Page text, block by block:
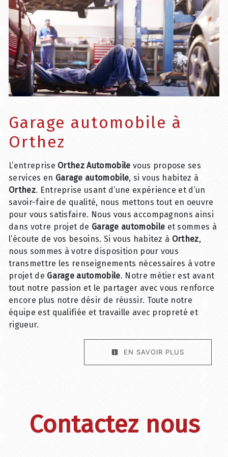
Garage automobile à
Orthez
L’entreprise Orthez Automobile vous propose ses
services en Garage automobile, si vous habitez à
Orthez. Entreprise usant d’une expérience et d’un
savoir-faire de qualité, nous mettons tout en oeuvre
pour vous satisfaire. Nous vous accompagnons ainsi
dans votre projet de Garage automobile et sommes à
l’écoute de vos besoins. Si vous habitez à Orthez,
nous sommes à votre disposition pour vous
transmettre les renseignements nécessaires à votre
projet de Garage automobile. Notre métier est avant
tout notre passion et le partager avec vous renforce
encore plus notre désir de réussir. Toute notre
équipe est qualifiée et travaille avec propreté et
rigueur.
EN SAVOIR PLUS
Contactez nous